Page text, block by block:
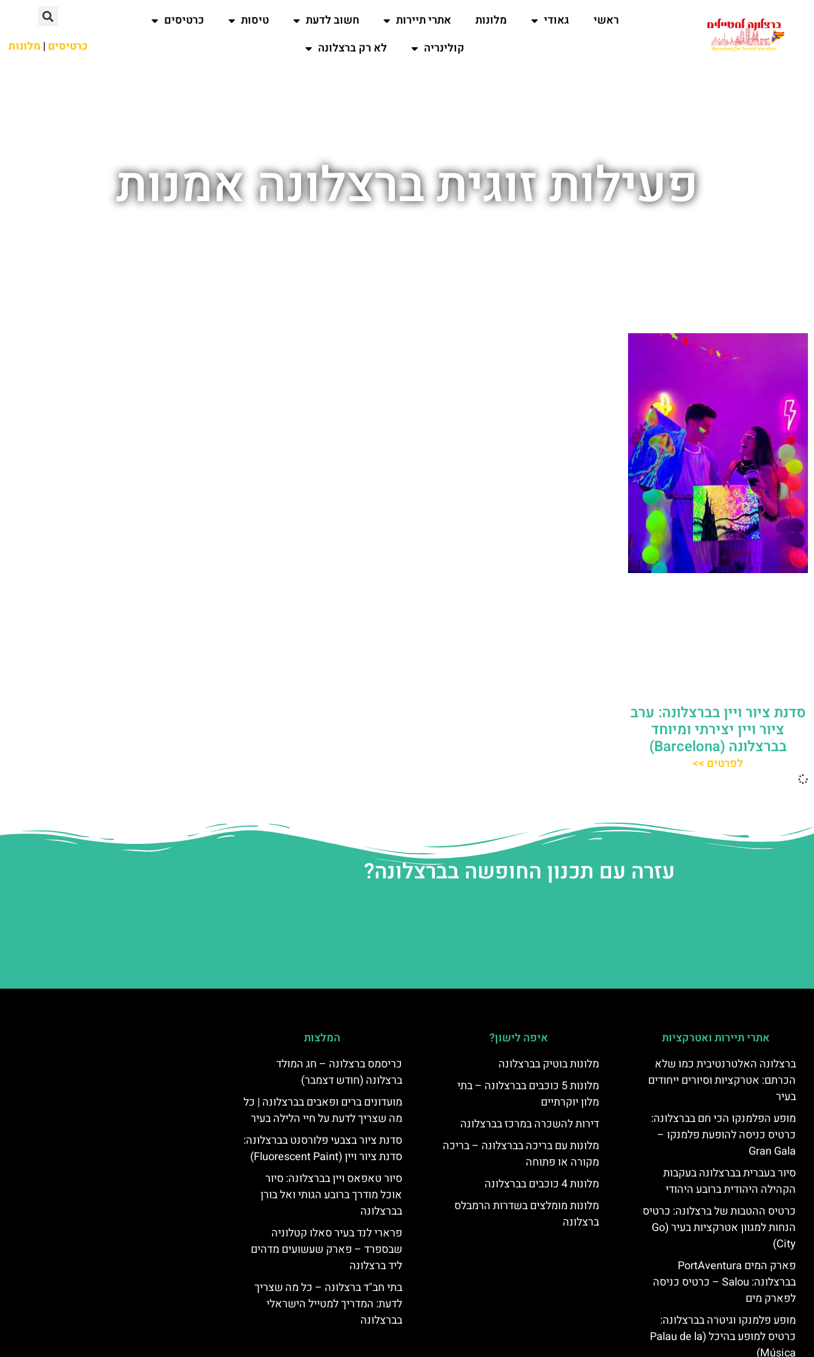
ראשי גאודי מלונות אתרי תיירות חשוב לדעת טיסות
כרטיסים
קולינריה
לא רק ברצלונה כרטיסים | מלונות
פעילות זוגית ברצלונה אמנות
סדנת ציור ויין בברצלונה: ערב
ציור ויין יצירתי ומיוחד
בברצלונה (Barcelona)
לפרטים >>
עזרה עם תכנון החופשה בברצלונה?
אתרי תיירות ואטרקציות
ברצלונה האלטרנטיבית כמו שלא
הכרתם: אטרקציות וסיורים ייחודים
בעיר
מופע הפלמנקו הכי חם בברצלונה:
כרטיס כניסה להופעת פלמנקו –
Gran Gala
סיור בעברית בברצלונה בעקבות
הקהילה היהודית ברובע היהודי
כרטיס ההטבות של ברצלונה: כרטיס
הנחות למגוון אטרקציות בעיר (Go
City)
פארק המים PortAventura
בברצלונה: Salou – כרטיס כניסה
לפארק מים
מופע פלמנקו וגיטרה בברצלונה:
כרטיס למופע בהיכל (Palau de la
Música)
איפה לישון?
מלונות בוטיק בברצלונה
מלונות 5 כוכבים בברצלונה – בתי
מלון יוקרתיים
דירות להשכרה במרכז בברצלונה
מלונות עם בריכה בברצלונה – בריכה
מקורה או פתוחה
מלונות 4 כוכבים בברצלונה
מלונות מומלצים בשדרות הרמבלס
ברצלונה
המלצות
כריסמס ברצלונה – חג המולד
ברצלונה (חודש דצמבר)
מועדונים ברים ופאבים בברצלונה | כל
מה שצריך לדעת על חיי הלילה בעיר
סדנת ציור בצבעי פלורסנט בברצלונה:
סדנת ציור ויין (Fluorescent Paint)
סיור טאפאס ויין בברצלונה: סיור
אוכל מודרך ברובע הגותי ואל בורן
בברצלונה
פרארי לנד בעיר סאלו קטלוניה
שבספרד – פארק שעשועים מדהים
ליד ברצלונה
בתי חב"ד ברצלונה – כל מה שצריך
לדעת: המדריך למטייל הישראלי
בברצלונה